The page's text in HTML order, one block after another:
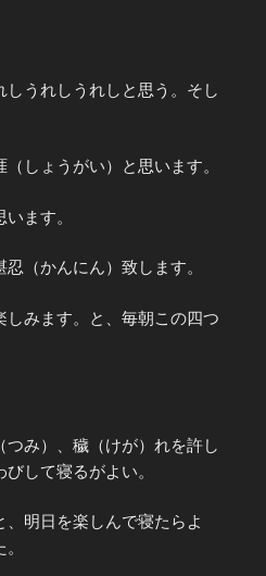
うれしうれしと思う。そし
しょうがい）と思います。
ます。
（かんにん）致します。
みます。と、毎朝この四つ
み）、穢（けが）れを許し
して寝るがよい。
明日を楽しんで寝たらよ